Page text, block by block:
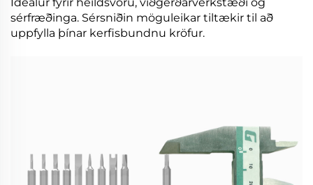
sérfræðinga. Sérsniðin möguleikar tiltækir til að
uppfylla þínar kerfisbundnu kröfur.